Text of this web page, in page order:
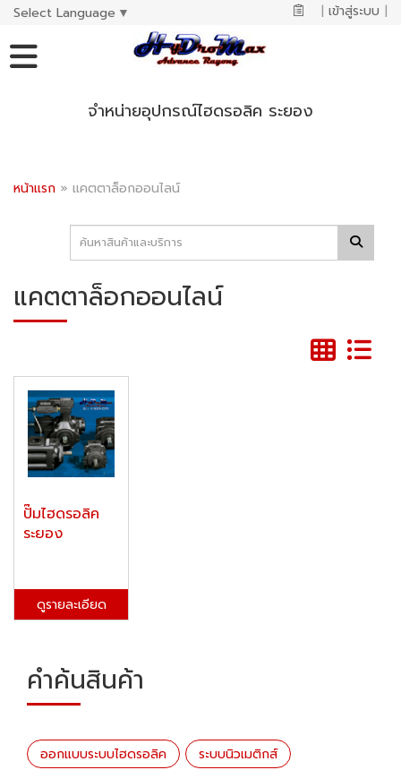
Select Language ▼ | เข้าสู่ระบบ |
จำหน่ายอุปกรณ์ไฮดรอลิค ระยอง
หน้าแรก » แคตตาล็อกออนไลน์
แคตตาล็อกออนไลน์
ปั๊มไฮดรอลิค
ระยอง
ดูรายละเอียด
คำค้นสินค้า
ออกแบบระบบไฮดรอลิค ระบบนิวเมติกส์